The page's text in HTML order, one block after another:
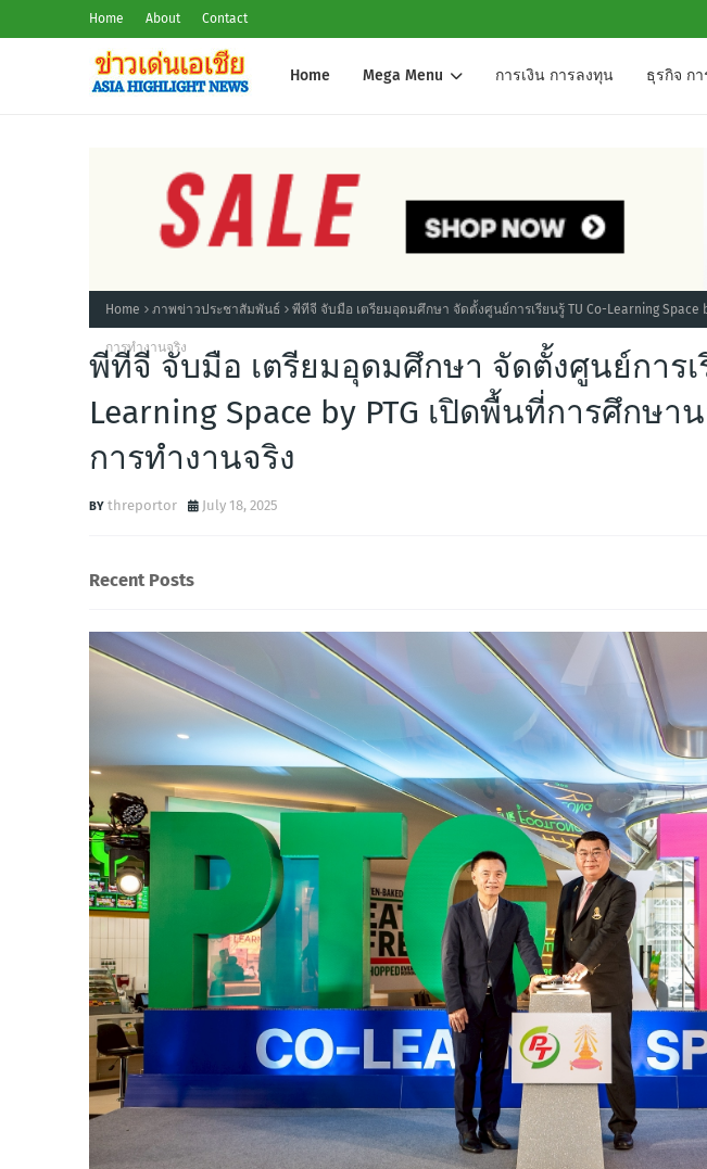
Home About Contact
Home Mega Menu การเงิน การลงทุน ธุรกิจ ก
Home ภาพข่าวประชาสัมพันธ์ พีทีจี จับมือ เตรียมอุดมศึกษา จัดตั้งศูนย์การเรียนรู้ TU Co-Learning
การทำงานจริง
พีทีจี จับมือ เตรียมอุดมศึกษา จัดตั้งศูนย์การเ
Learning Space by PTG เปิดพื้นที่การศึกษา
การทำงานจริง
threportor July 18, 2025
Recent Posts